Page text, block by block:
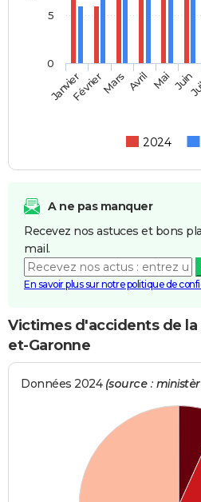
2024
JanvierFévrierMars Avril Mai Juin
0
5
A ne pas manquer
Recevez nos astuces et bons
mail.
En savoir plus sur notre politique de
Victimes d'accidents de
et-Garonne
Données 2024 (source :